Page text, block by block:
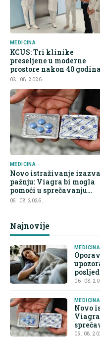
MEDICINA
KCUS: Tri klinike
preseljene u moderne
prostore nakon 40 godina
02. 08. 2026.
MEDICINA
Novo istraživanje
pažnju: Viagra bi mogla
pomoći u sprečavanju
širenja raka
05. 08. 2026.
Najnovije
MEDICINA
06. 08.
MEDICINA
Novo
Viagra
05. 08.